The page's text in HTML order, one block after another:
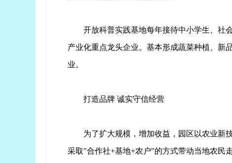
开放科普实践基地每年接待中小学生、社
产业化重点龙头企业。基本形成蔬菜种植、新
业。
打造品牌 诚实守信经营
为了扩大规模，增加收益，园区以农业新
采取"合作社+基地+农户"的方式带动当地农民